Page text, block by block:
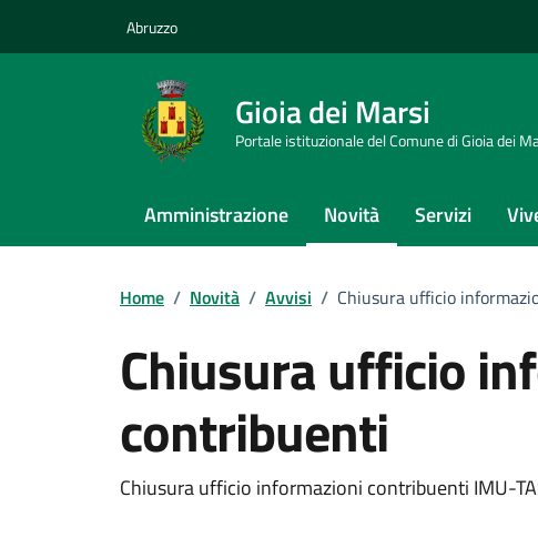
Abruzzo
Gioia dei Marsi
Portale istituzionale del Comune di Gioia dei
Amministrazione Novità Servizi
Home / Novità / Avvisi / Chiusura ufficio
Chiusura ufficio
contribuenti
Dettagli della notizia
Chiusura ufficio informazioni contribuenti IMU-